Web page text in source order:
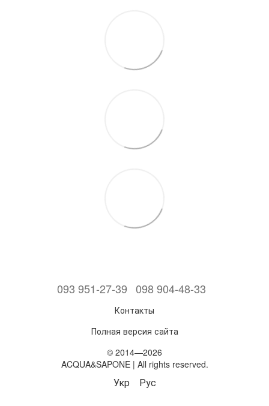
093 951-27-39 098 904-48-33
Контакты
Полная версия сайта
© 2014—2026
ACQUA&SAPONE | All rights reserved.
Укр Рус